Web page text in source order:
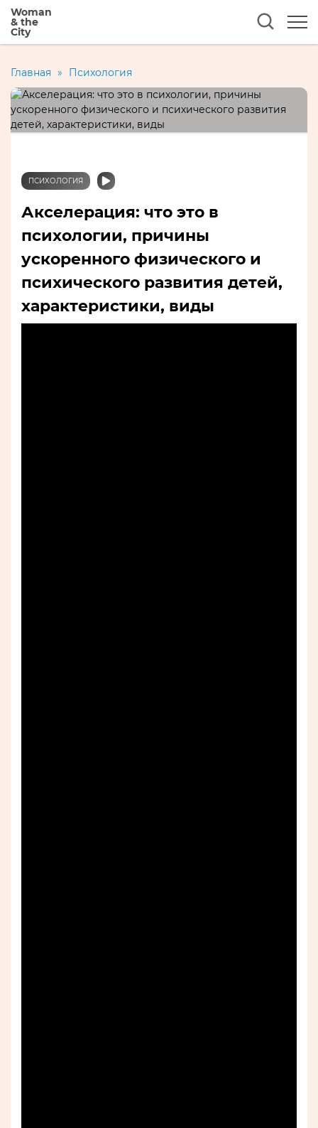
Woman
& the
City
Главная » Психология
ПСИХОЛОГИЯ
Акселерация: что это в
психологии, причины
ускоренного физического и
психического развития детей,
характеристики, виды